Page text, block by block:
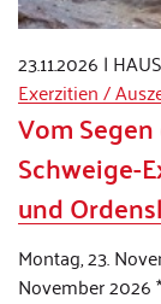
23.11.2026 |
Exerzitien /
Vom
Schweige-
und
Montag, 23.
November 2026